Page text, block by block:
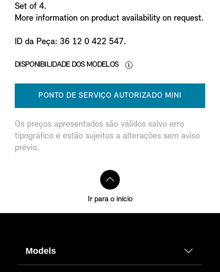
Set of 4.
More information on product availability on request.
ID da Peça: 36 12 0 422 547.
DISPONIBILIDADE DOS MODELOS
PONTO DE SERVIÇO AUTORIZADO MINI
Os preços apresentados são válidos salvo erro
tipográfico e estão sujeitos a alterações sem aviso
prévio.
Ir para o início
Models